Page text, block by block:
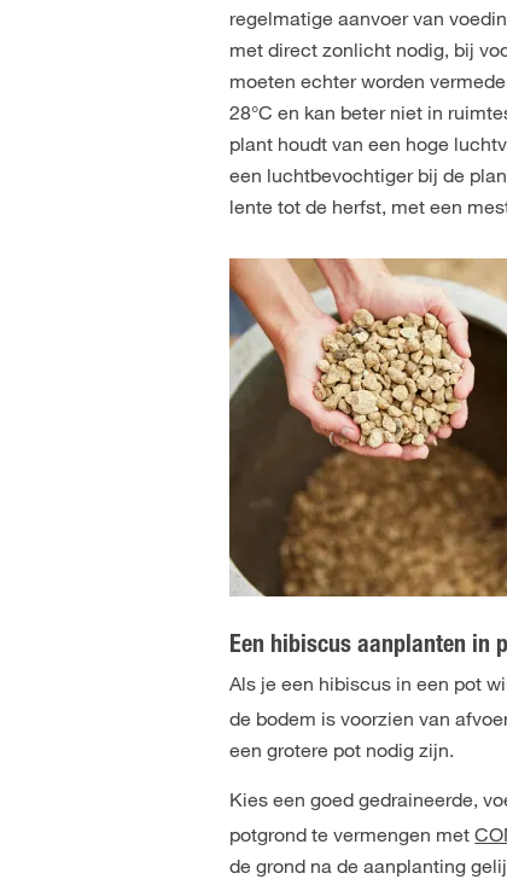
regelmatige aanvoer van
met direct zonlicht nodig, bij
moeten echter worden
28°C en kan beter niet in
plant houdt van een hoge
een luchtbevochtiger bij de
lente tot de herfst, met een
Een hibiscus aanplanten in
Als je een hibiscus in een pot
de bodem is voorzien van
een grotere pot nodig zijn.
Kies een goed gedraineerde,
potgrond te vermengen met
de grond na de aanplanting